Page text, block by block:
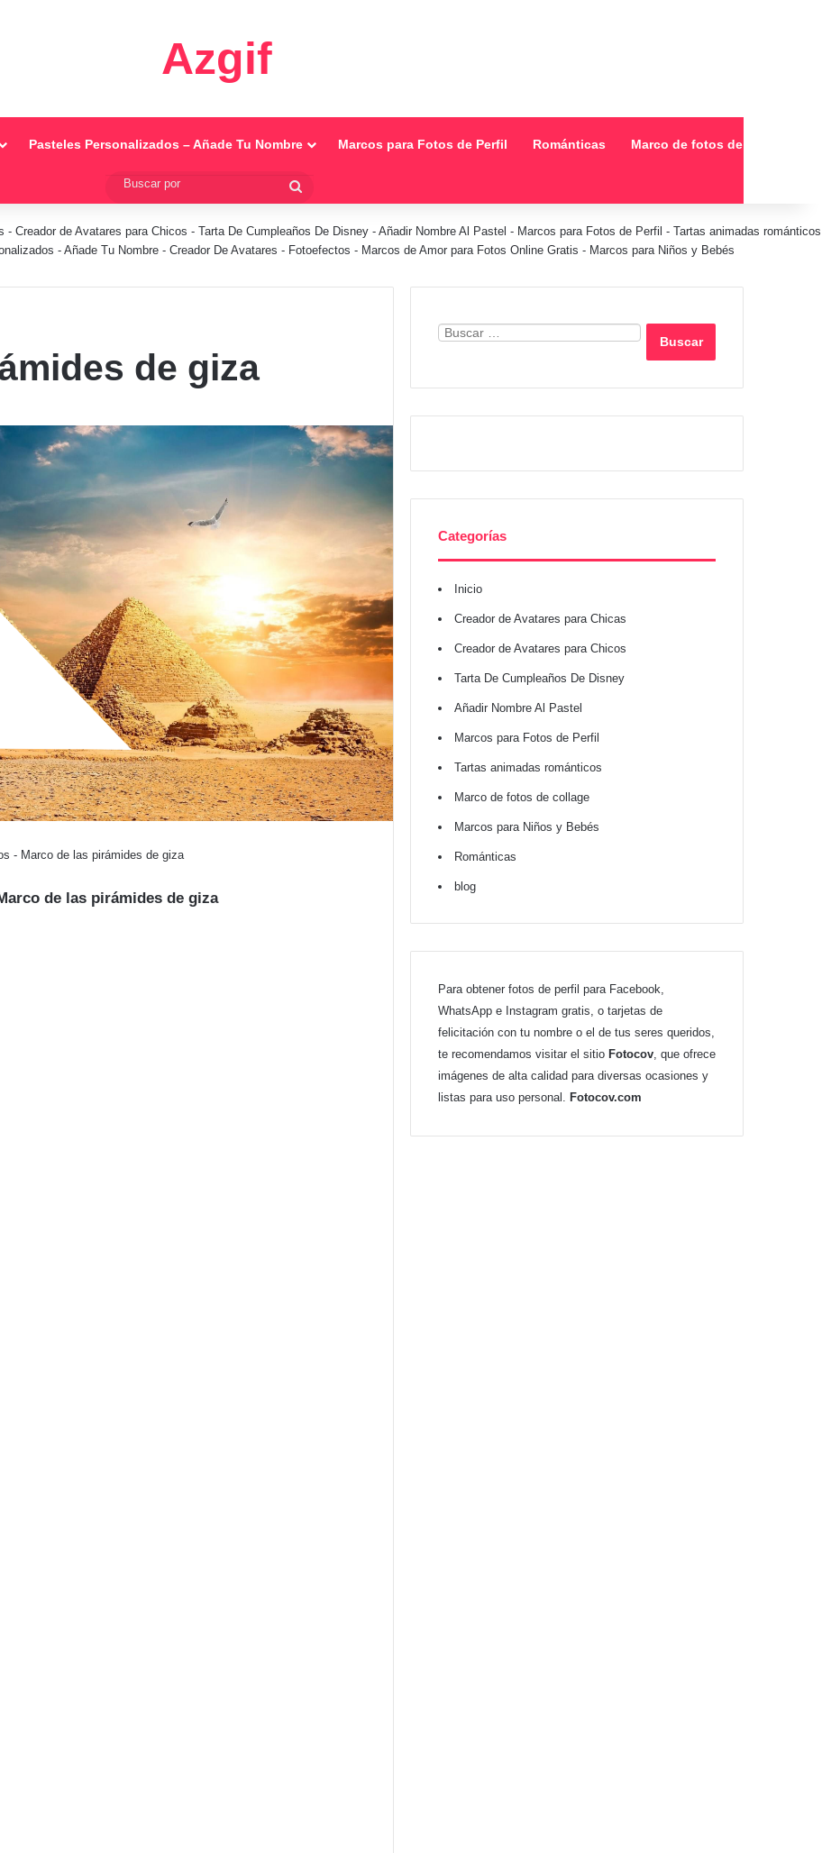
Azgif
Pasteles Personalizados – Añade Tu Nombre Marcos para Fotos de Perfil Románticas Marco de fotos de collage
- Creador de Avatares para Chicos - Tarta De Cumpleaños De Disney - Añadir Nombre Al Pastel - Marcos para Fotos de Perfil - Tartas animadas románticos
- Añade Tu Nombre - Creador De Avatares - Fotoefectos - Marcos de Amor para Fotos Online Gratis - Marcos para Niños y Bebés
de giza
- Marco de las pirámides de giza
de las pirámides de giza
Categorías
Inicio
Creador de Avatares para Chicas
Creador de Avatares para Chicos
Tarta De Cumpleaños De Disney
Añadir Nombre Al Pastel
Marcos para Fotos de Perfil
Tartas animadas románticos
Marco de fotos de collage
Marcos para Niños y Bebés
Románticas
blog
Para obtener fotos de perfil para Facebook,
WhatsApp e Instagram gratis, o tarjetas de
felicitación con tu nombre o el de tus seres queridos,
te recomendamos visitar el sitio Fotocov, que ofrece
imágenes de alta calidad para diversas ocasiones y
listas para uso personal. Fotocov.com